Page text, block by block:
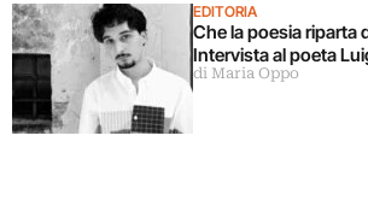
EDITORIA
Che la poesia riparta
Intervista al poeta
di Maria Oppo